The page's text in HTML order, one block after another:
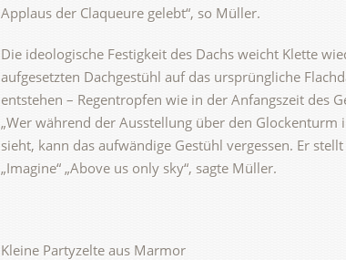
Applaus der Claqueure gelebt“, so Müller.
Die ideologische Festigkeit des Dachs weicht Klette
aufgesetzten Dachgestühl auf das ursprüngliche
entstehen – Regentropfen wie in der Anfangszeit des
„Wer während der Ausstellung über den
sieht, kann das aufwändige Gestühl vergessen. Er
„Imagine“ „Above us only sky“, sagte Müller.
Kleine Partyzelte aus Marmor